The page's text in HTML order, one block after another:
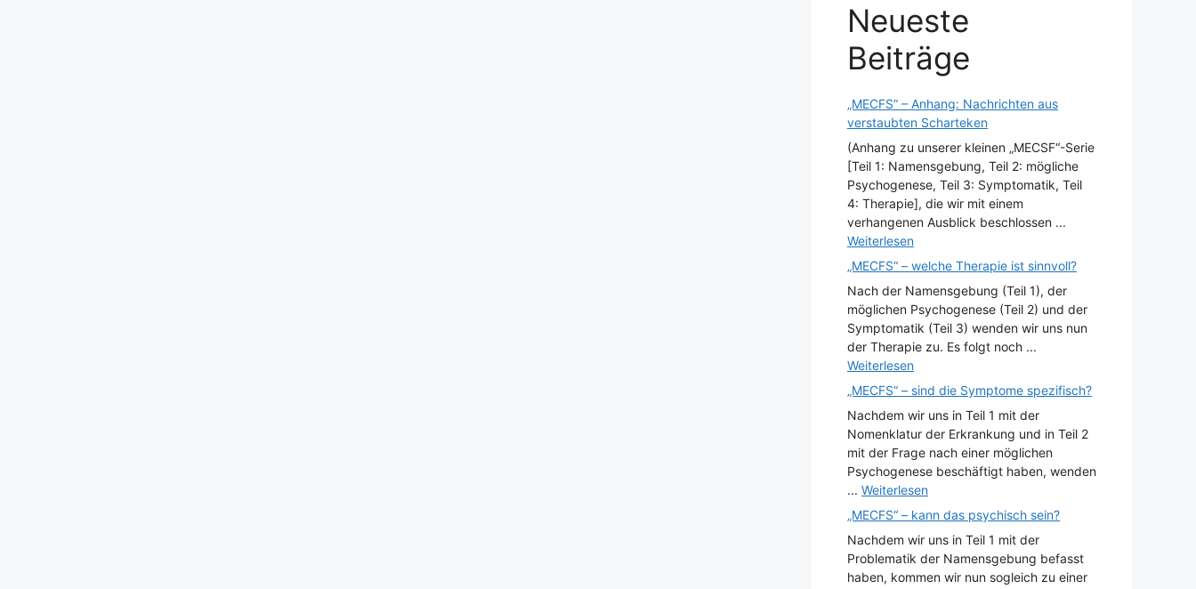
Neueste
Beiträge
„MECFS“ – Anhang: Nachrichten aus
verstaubten Scharteken
(Anhang zu unserer kleinen „MECSF“-Serie
[Teil 1: Namensgebung, Teil 2: mögliche
Psychogenese, Teil 3: Symptomatik, Teil
4: Therapie], die wir mit einem
verhangenen Ausblick beschlossen ...
Weiterlesen
„MECFS“ – welche Therapie ist sinnvoll?
Nach der Namensgebung (Teil 1), der
möglichen Psychogenese (Teil 2) und der
Symptomatik (Teil 3) wenden wir uns nun
der Therapie zu. Es folgt noch ...
Weiterlesen
„MECFS“ – sind die Symptome spezifisch?
Nachdem wir uns in Teil 1 mit der
Nomenklatur der Erkrankung und in Teil 2
mit der Frage nach einer möglichen
Psychogenese beschäftigt haben, wenden
... Weiterlesen
„MECFS“ – kann das psychisch sein?
Nachdem wir uns in Teil 1 mit der
Problematik der Namensgebung befasst
haben, kommen wir nun sogleich zu einer